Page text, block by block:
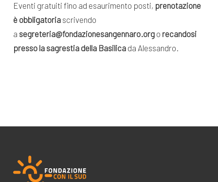
Eventi gratuiti fino ad esaurimento posti, prenotazione
è obbligatoriascrivendo
a segreteria@fondazionesangennaro.orgo recandosi
presso la sagrestia della Basilicada Alessandro.